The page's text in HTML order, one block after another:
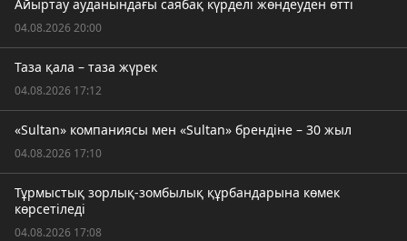
Айыртау ауданындағы саябақ күрделі жөндеуден өтті
04.08.2026 20:00
Таза қала – таза жүрек
04.08.2026 17:12
«Sultan» компаниясы мен «Sultan» брендіне – 30 жыл
04.08.2026 17:10
Тұрмыстық зорлық-зомбылық құрбандарына көмек
көрсетіледі
04.08.2026 17:08